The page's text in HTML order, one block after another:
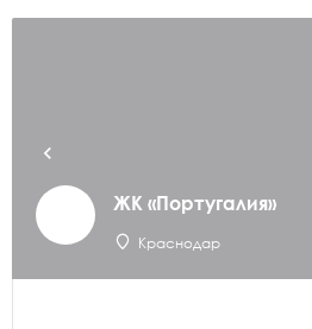
ЖК «Португалия»
Краснодар